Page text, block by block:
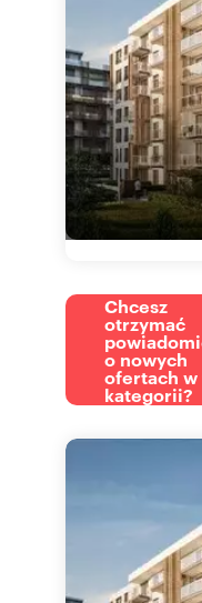
Chcesz
otrzymać
o nowych
ofertach w
kategorii?